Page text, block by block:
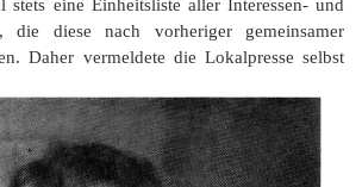
stets eine Einheitsliste aller Interessen- und
die diese nach vorheriger gemeinsamer
Daher vermeldete die Lokalpresse selbst